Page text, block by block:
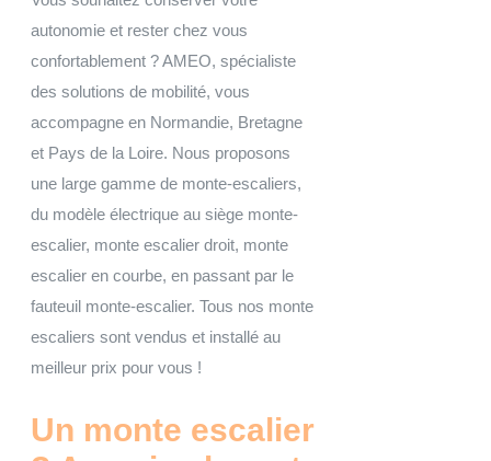
autonomie et rester chez vous
confortablement ? AMEO, spécialiste
des solutions de mobilité, vous
accompagne en Normandie, Bretagne
et Pays de la Loire. Nous proposons
une large gamme de monte-escaliers,
du modèle électrique au siège monte-
escalier, monte escalier droit, monte
escalier en courbe, en passant par le
fauteuil monte-escalier. Tous nos monte
escaliers sont vendus et installé au
meilleur prix pour vous !
Un monte escalier